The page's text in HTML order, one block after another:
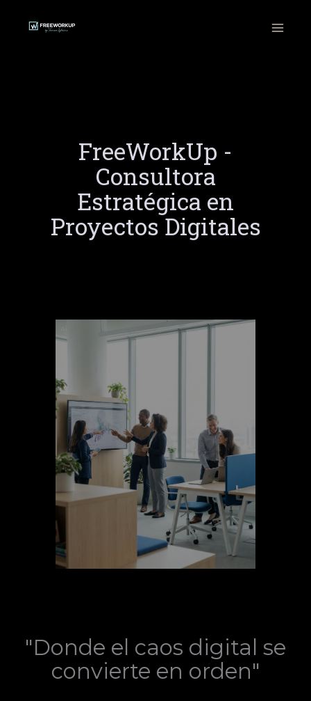
FreeWorkUp -
Consultora
Estratégica en
Proyectos Digitales
"Donde el caos digital se
convierte en orden"